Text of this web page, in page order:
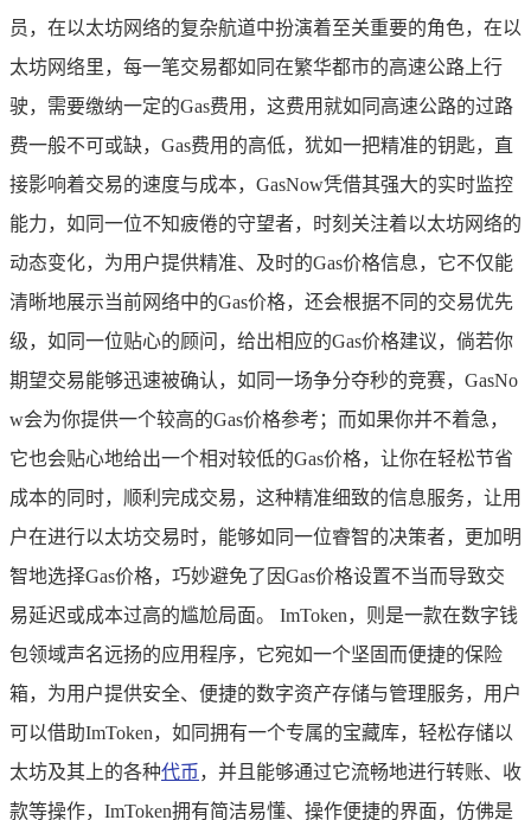
员，在以太坊网络的复杂航道中扮演着至关重要的角色，在以
太坊网络里，每一笔交易都如同在繁华都市的高速公路上行
驶，需要缴纳一定的Gas费用，这费用就如同高速公路的过路
费一般不可或缺，Gas费用的高低，犹如一把精准的钥匙，直
接影响着交易的速度与成本，GasNow凭借其强大的实时监控
能力，如同一位不知疲倦的守望者，时刻关注着以太坊网络的
动态变化，为用户提供精准、及时的Gas价格信息，它不仅能
清晰地展示当前网络中的Gas价格，还会根据不同的交易优先
级，如同一位贴心的顾问，给出相应的Gas价格建议，倘若你
期望交易能够迅速被确认，如同一场争分夺秒的竞赛，GasNo
w会为你提供一个较高的Gas价格参考；而如果你并不着急，
它也会贴心地给出一个相对较低的Gas价格，让你在轻松节省
成本的同时，顺利完成交易，这种精准细致的信息服务，让用
户在进行以太坊交易时，能够如同一位睿智的决策者，更加明
智地选择Gas价格，巧妙避免了因Gas价格设置不当而导致交
易延迟或成本过高的尴尬局面。 ImToken，则是一款在数字钱
包领域声名远扬的应用程序，它宛如一个坚固而便捷的保险
箱，为用户提供安全、便捷的数字资产存储与管理服务，用户
可以借助ImToken，如同拥有一个专属的宝藏库，轻松存储以
太坊及其上的各种代币 ，并且能够通过它流畅地进行转账、收
款等操作，ImToken拥有简洁易懂、操作便捷的界面，仿佛是